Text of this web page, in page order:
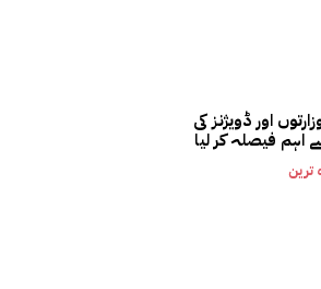
اور ڈویژنز کی
ترین